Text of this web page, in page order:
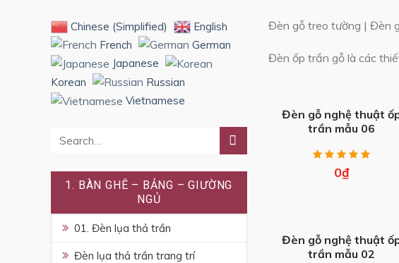
Chinese (Simplified)
English
French
German
Japanese
Korean
Russian
Vietnamese
1. BÀN GHÊ – BẢNG – GIƯỜNG
NGỦ
01. Đèn lụa thả trần
Đèn lụa thả trần trang trí
Đèn gỗ treo tường | Đèn
Đèn ốp trần gỗ là các
Đèn gỗ nghệ thuật
trần mẫu 06
0₫
Đèn gỗ nghệ thuật
trần mẫu 02